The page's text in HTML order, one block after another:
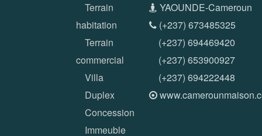
Terrain
habitation
Terrain
commercial
Villa
Duplex
Concession
Immeuble
YAOUNDE-Cameroun
(+237) 673485325
(+237) 694469420
(+237) 653900927
(+237) 694222448